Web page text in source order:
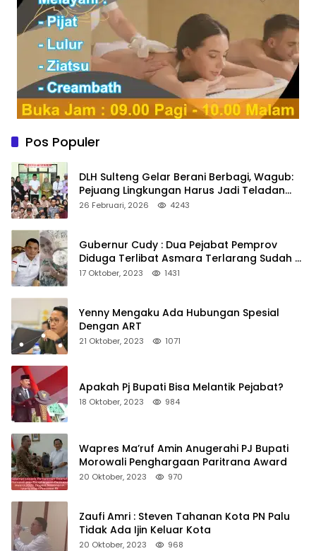
Pos Populer
DLH Sulteng Gelar Berani Berbagi, Wagub:
Pejuang Lingkungan Harus Jadi Teladan
Kepedulian
26 Februari, 2026 4243
Gubernur Cudy : Dua Pejabat Pemprov
Diduga Terlibat Asmara Terlarang Sudah di
Non Job
17 Oktober, 2023 1431
Yenny Mengaku Ada Hubungan Spesial
Dengan ART
21 Oktober, 2023 1071
Apakah Pj Bupati Bisa Melantik Pejabat?
18 Oktober, 2023 984
Wapres Ma’ruf Amin Anugerahi PJ Bupati
Morowali Penghargaan Paritrana Award
20 Oktober, 2023 970
Zaufi Amri : Steven Tahanan Kota PN Palu
Tidak Ada Ijin Keluar Kota
20 Oktober, 2023 968